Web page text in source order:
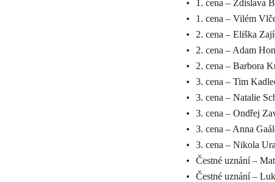
1. cena – Zdislava
1. cena – Vilém
2. cena – Eliška
2. cena – Adam
2. cena – Barbora
3. cena – Tim
3. cena – Natalie
3. cena – Ondřej
3. cena – Anna
3. cena – Nikola
Čestné uznání –
Čestné uznání–